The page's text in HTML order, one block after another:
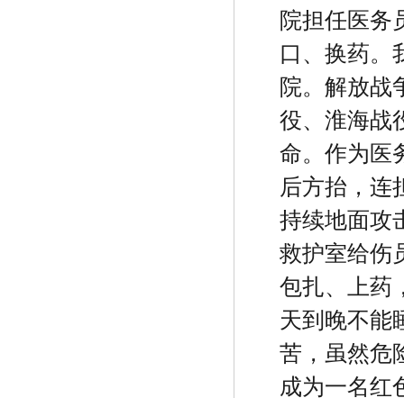
院担任医务
口、换药。
院。解放战
役、淮海战
命。作为医
后方抬，连
持续地面攻
救护室给伤
包扎、上药
天到晚不能
苦，虽然危
成为一名红